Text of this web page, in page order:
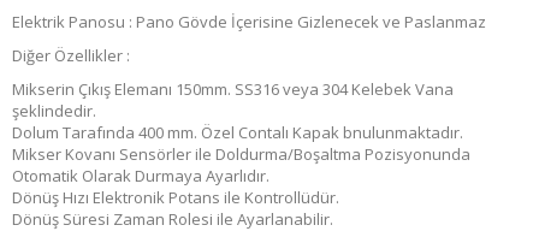
Elektrik Panosu : Pano Gövde İçerisine Gizlenecek ve Paslanmaz
Diğer Özellikler :
Mikserin Çıkış Elemanı 150mm. SS316 veya 304 Kelebek Vana
şeklindedir.
Dolum Tarafında 400 mm. Özel Contalı Kapak bnulunmaktadır.
Mikser Kovanı Sensörler ile Doldurma/Boşaltma Pozisyonunda
Otomatik Olarak Durmaya Ayarlıdır.
Dönüş Hızı Elektronik Potans ile Kontrollüdür.
Dönüş Süresi Zaman Rolesi ile Ayarlanabilir.